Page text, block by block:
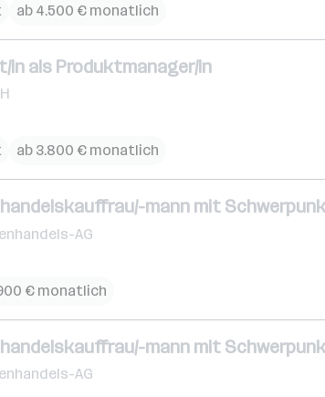
ab 4.500 € monatlich
in als Produktmanager/in
ab 3.800 € monatlich
mann mit
AG
€ monatlich
mann mit
AG